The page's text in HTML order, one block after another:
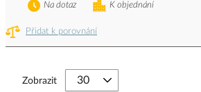
Přidat k porovnání
K objednání
Na dotaz
Zobrazit